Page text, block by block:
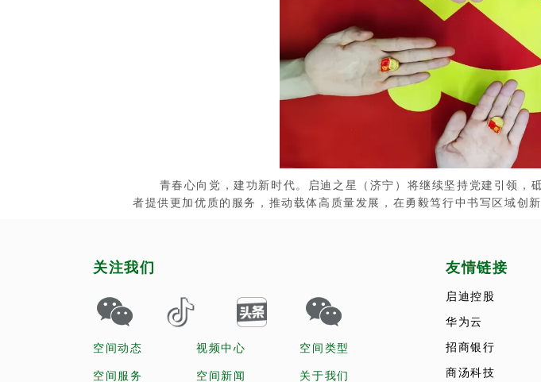
青春心向党，建功新时代。启迪之星（济宁）将继续坚持党建引领，
者提供更加优质的服务，推动载体高质量发展，在勇毅笃行中书写区域创新
关注我们
空间动态 视频中心 空间类型
空间服务 空间新闻 关于我们
友情链接
启迪控股
华为云
招商银行
商汤科技